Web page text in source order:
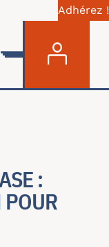
Adhérez !
: